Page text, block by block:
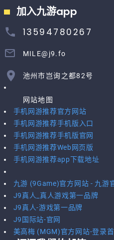
加入九游app
13594780267
MILE@j9.fo
池州市岂询之都82号
网站地图
手机网游推荐官方网站
手机网游推荐手机版入口
手机网游推荐手机版官网
手机网游推荐Web网页版
手机网游推荐app下载地址
九游 (9Game)官方网站 - 九游
J9真人_真人游戏第一品牌
J9真人-游戏第一品牌
J9国际站-官网
美高梅 (MGM)官方网站-登录